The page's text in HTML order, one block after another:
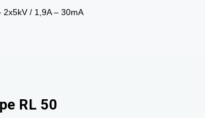
/ 1,9A – 30mA
RL 50